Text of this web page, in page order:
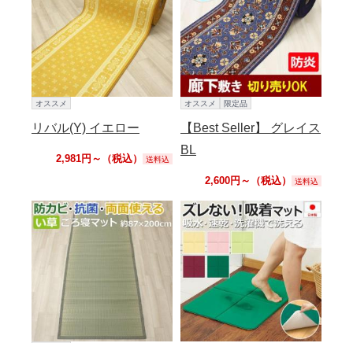
オススメ
リバル(Y) イエロー
2,981円～（税込） 送料込
オススメ 限定品
【Best Seller】 グレイス
BL
2,600円～（税込） 送料込